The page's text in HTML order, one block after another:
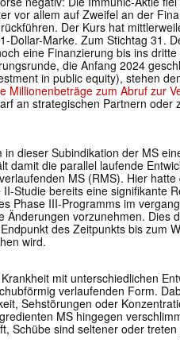
vor allem auf Zweifel an der
Der Kurs hat
Dollar-Marke. Zum Stichtag 31.
eine Finanzierung bis ins
die Anfang 2024
in public equity), stehen
Millionenbeträge zum Abruf zur
an strategischen Partnern oder
in dieser Subindikation der MS
damit die parallel laufende
MS (RMS). Hier
Studie bereits eine signifikante
Phase III-Programms im
Änderungen vorzunehmen. Dies
des Zeitpunkts bis zum
wird.
mit unterschiedlichen
verlaufenden Form.
Sehstörungen oder
MS hingegen
Schübe sind seltener oder